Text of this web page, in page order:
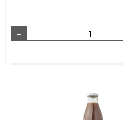
-